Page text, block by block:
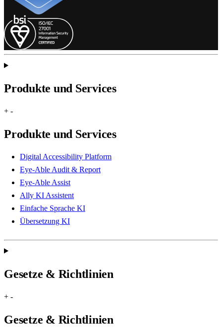
Produkte und Services
+ -
Produkte und Services
Digital Accessibility Platform
Eye-Able Audit & Report
Eye-Able Assist
Ally KI Assistent
Einfache Sprache KI
Übersetzung KI
Gesetze & Richtlinien
+ -
Gesetze & Richtlinien